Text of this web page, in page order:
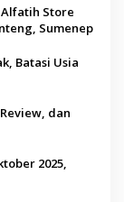
Store
Sumenep
Batasi Usia
dan
2025,